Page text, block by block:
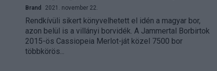
Brand 2021. november 22.
Rendkívüli sikert könyvelhetett el idén a magyar bor,
azon belül is a villányi borvidék. A Jammertal Borbirtok
2015-ös Cassiopeia Merlot-ját közel 7500 bor
többkörös...